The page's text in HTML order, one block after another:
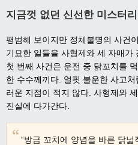
지금껏 없던 신선한 미스터
평범해 보이지만 정체불명의 사건
기묘한 일들을 사형제와 세 자매가
첫 번째 사건은 운전 중 닭꼬치를
한 수수께끼다. 얼핏 불운한 사고
러운 지점이 적지 않다. 사형제와
진실에 다가간다.
“방금 꼬치에 양념을 바른 닭